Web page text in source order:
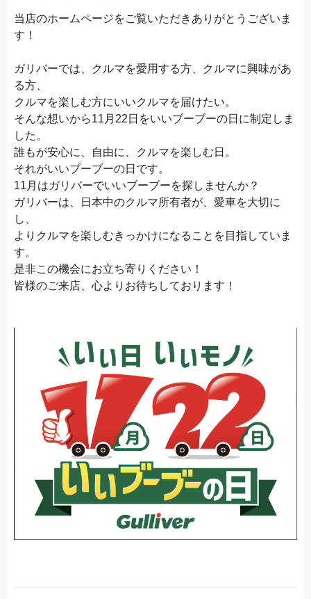
当店のホームページをご覧いただきありがとうございま
す！
ガリバーでは、クルマを愛用する方、クルマに興味があ
る方、
クルマを楽しむ方にいいクルマを届けたい。
そんな想いから11月22日をいいブーブーの日に制定しま
した。
誰もが安心に、自由に、クルマを楽しむ日。
それがいいブーブーの日です。
11月はガリバーでいいブーブーを探しませんか？
ガリバーは、日本中のクルマ所有者が、愛車を大切に
し、
よりクルマを楽しむきっかけになることを目指していま
す。
是非この機会にお立ち寄りください！
皆様のご来店、心よりお待ちしております！